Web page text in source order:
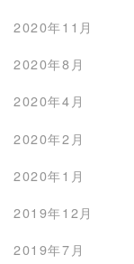
2020年11月
2020年8月
2020年4月
2020年2月
2020年1月
2019年12月
2019年7月